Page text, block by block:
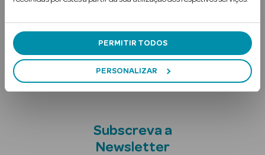
PERMITIR TODOS
PERSONALIZAR
Nota adicional
Subscreva a
Newsletter